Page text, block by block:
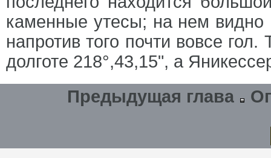
каменные утесы; на нем видно
напротив того почти вовсе
долготе 218°,43,15", а
Предыдущая глава